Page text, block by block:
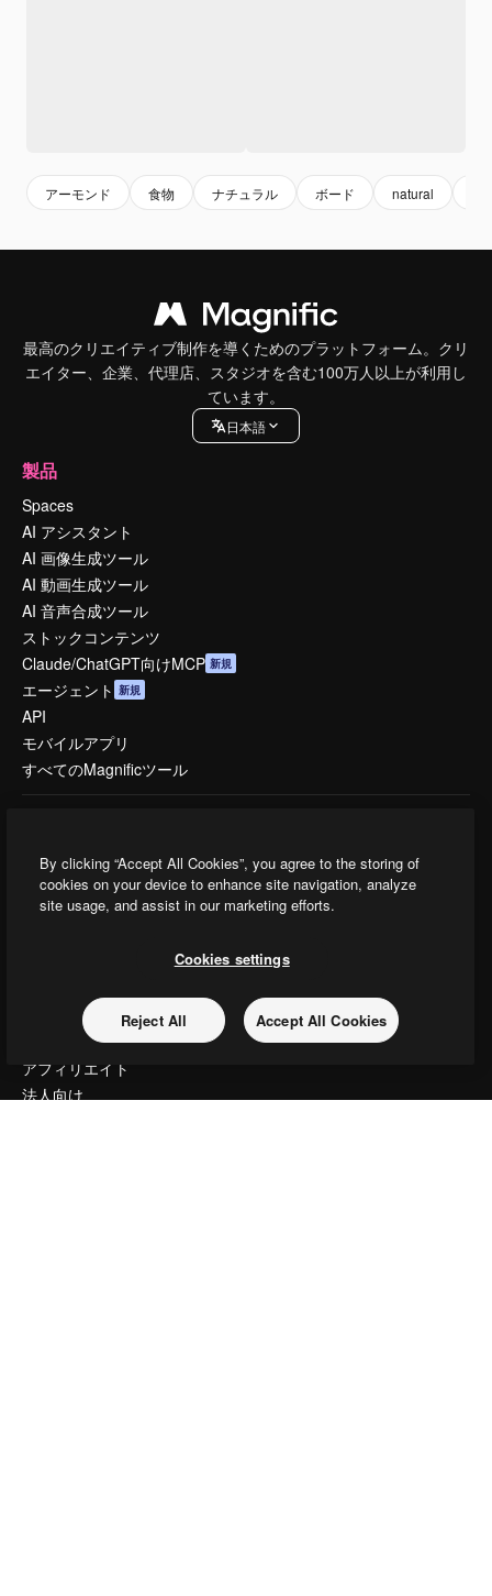
アーモンド 食物 ナチュラル ボード natural
最高のクリエイティブ制作を導くためのプラットフォーム。クリ
エイター、企業、代理店、スタジオを含む100万人以上が利用し
ています。
日本語
製品
Spaces
AI アシスタント
AI 画像生成ツール
AI 動画生成ツール
AI 音声合成ツール
ストックコンテンツ
Claude/ChatGPT向けMCP 新規
エージェント 新規
API
モバイルアプリ
すべてのMagnificツール
Academy
ドキュメント
サポート
プライバシーポリシー
クッキーポリシー
トラストセンター
アフィリエイト
法人向け
By clicking “Accept All Cookies”, you agree to the storing of
cookies on your device to enhance site navigation, analyze
site usage, and assist in our marketing efforts.
Cookies settings
Reject All Accept All Cookies